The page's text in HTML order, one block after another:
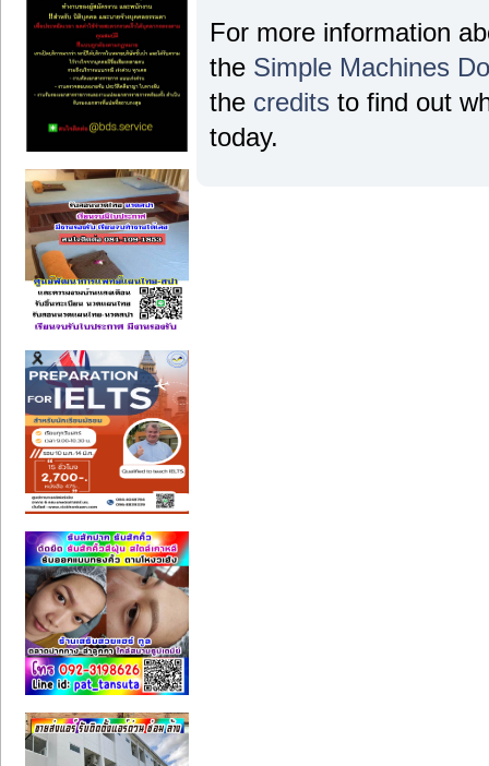
For more information
the Simple Machines
the credits to find out
today.